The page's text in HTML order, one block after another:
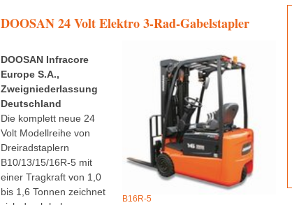
DOOSAN 24 Volt Elektro 3-Rad-Gabelstapler
B16R-5
DOOSAN Infracore
Europe S.A.,
Zweigniederlassung
Deutschland
Die komplett neue 24
Volt Modellreihe von
Dreiradstaplern
B10/13/15/16R-5 mit
einer Tragkraft von 1,0
bis 1,6 Tonnen zeichnet